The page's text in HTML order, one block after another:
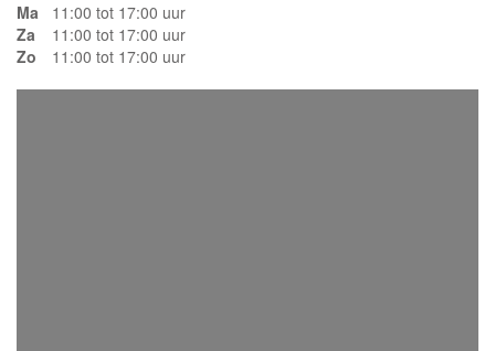
Ma
11:00 tot 17:00 uur
Za
11:00 tot 17:00 uur
Zo
11:00 tot 17:00 uur